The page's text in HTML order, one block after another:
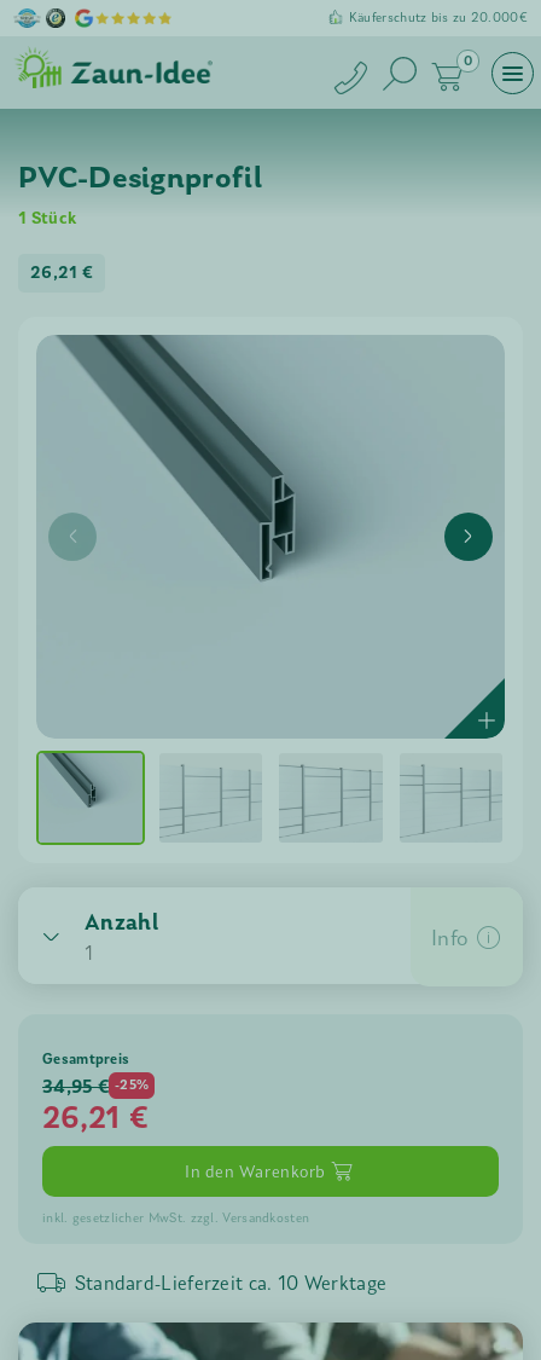
Käuferschutz bis zu 20.000€
0
PVC-Designprofil
1 Stück
26,21 €
Anzahl
1
Info
Gesamtpreis
34,95 € -25%
26,21 €
In den Warenkorb
inkl. gesetzlicher MwSt. zzgl. Versandkosten
Standard-Lieferzeit ca. 10 Werktage